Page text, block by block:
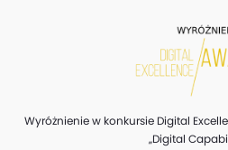
Wyróżnienie w konkursie Digital
„Digital